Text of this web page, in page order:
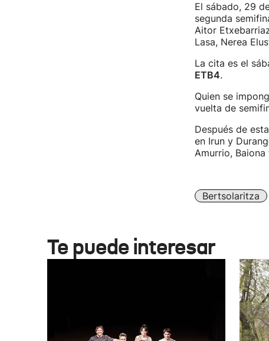
El sábado, 29
segunda
Aitor
Lasa, Nerea
La cita es el
ETB4.
Quien se
vuelta de
Después de
en Irun y
Amurrio, Baiona
Bertsolaritza
Te puede interesar